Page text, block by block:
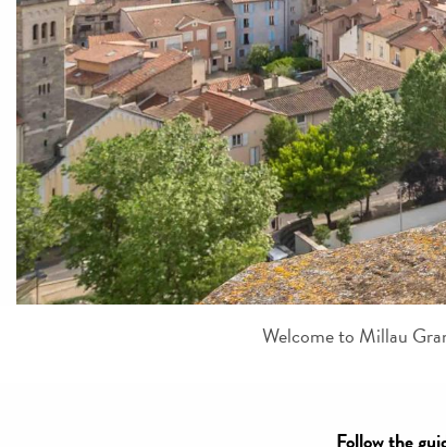
Welcome to Millau
Follow the